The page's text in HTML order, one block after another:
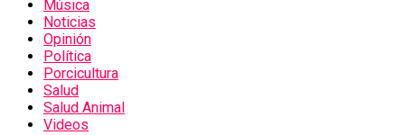
Música
Noticias
Opinión
Política
Porcicultura
Salud
Salud Animal
Videos